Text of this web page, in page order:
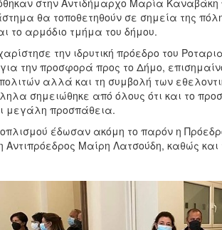
στην Αντιδήμαρχο Μαρία Καναβάκη
θα τοποθετηθούν σε σημεία της
το αρμόδιο τμήμα του δήμου.
την ιδρυτική πρόεδρο του
την προσφορά προς το Δήμο,
αλλά και τη συμβολή των
σημειώθηκε από όλους ότι και το
μεγάλη προσπάθεια.
έδωσαν ακόμη το παρόν η
Μαίρη Λατσούδη, καθώς και